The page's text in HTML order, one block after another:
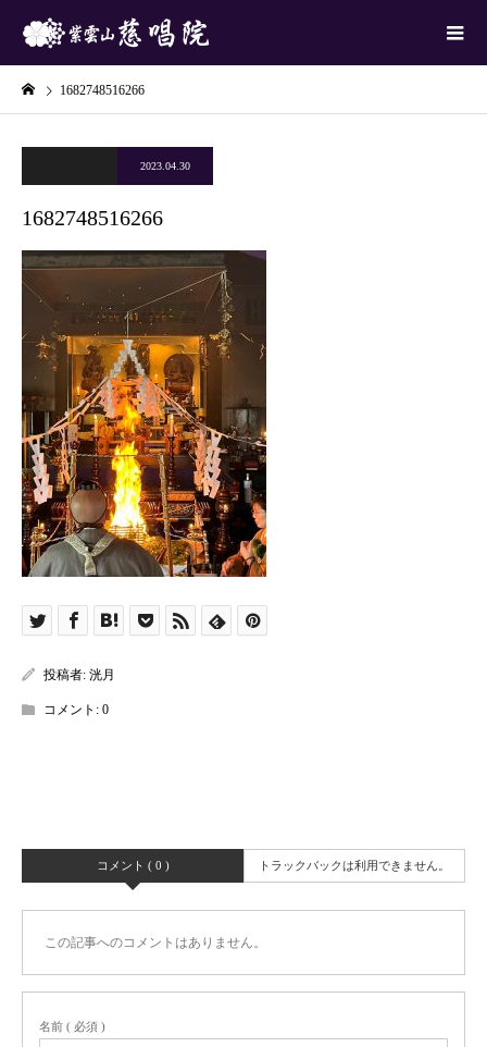
1682748516266
2023.04.30
1682748516266
投稿者: 洸月
コメント: 0
コメント ( 0 ) トラックバックは利用できません。
この記事へのコメントはありません。
名前 ( 必須 )